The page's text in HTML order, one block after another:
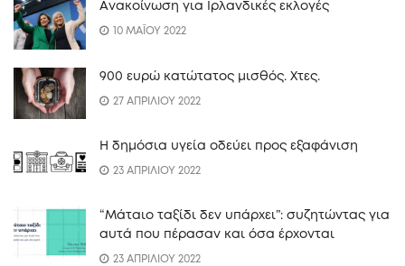
Ανακοίνωση για Ιρλανδικές εκλογές
10 ΜΑΪΟΥ 2022
900 ευρώ κατώτατος μισθός. Xτες.
27 ΑΠΡΙΛΙΟΥ 2022
Η δημόσια υγεία οδεύει προς εξαφάνιση
23 ΑΠΡΙΛΙΟΥ 2022
“Mάταιο ταξίδι δεν υπάρχει”: συζητώντας για
αυτά που πέρασαν και όσα έρχονται
23 ΑΠΡΙΛΙΟΥ 2022